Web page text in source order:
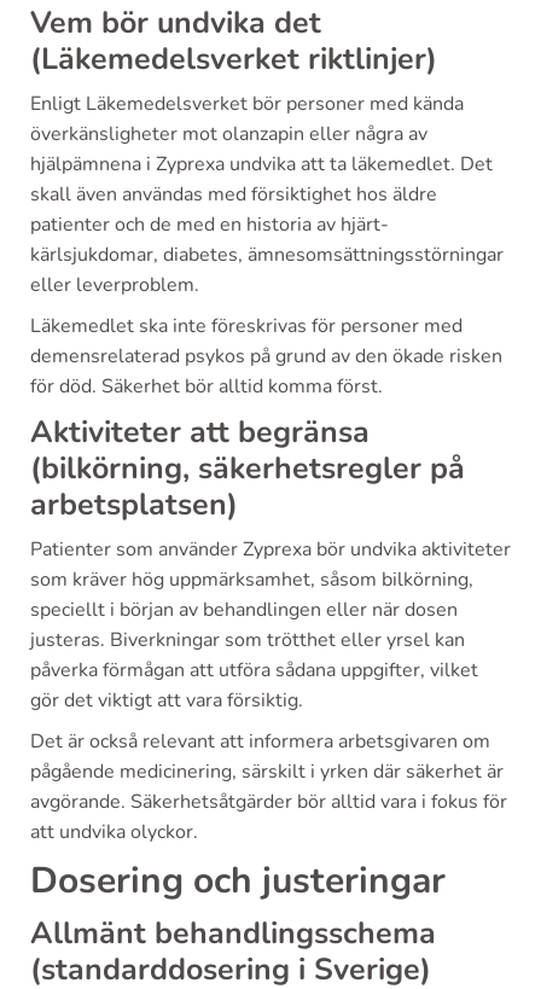
Vem bör undvika det
(Läkemedelsverket riktlinjer)
Enligt Läkemedelsverket bör personer med kända
överkänsligheter mot olanzapin eller några av
hjälpämnena i Zyprexa undvika att ta läkemedlet. Det
skall även användas med försiktighet hos äldre
patienter och de med en historia av hjärt-
kärlsjukdomar, diabetes, ämnesomsättningsstörningar
eller leverproblem.
Läkemedlet ska inte föreskrivas för personer med
demensrelaterad psykos på grund av den ökade risken
för död. Säkerhet bör alltid komma först.
Aktiviteter att begränsa
(bilkörning, säkerhetsregler på
arbetsplatsen)
Patienter som använder Zyprexa bör undvika aktiviteter
som kräver hög uppmärksamhet, såsom bilkörning,
speciellt i början av behandlingen eller när dosen
justeras. Biverkningar som trötthet eller yrsel kan
påverka förmågan att utföra sådana uppgifter, vilket
gör det viktigt att vara försiktig.
Det är också relevant att informera arbetsgivaren om
pågående medicinering, särskilt i yrken där säkerhet är
avgörande. Säkerhetsåtgärder bör alltid vara i fokus för
att undvika olyckor.
Dosering och justeringar
Allmänt behandlingsschema
(standarddosering i Sverige)